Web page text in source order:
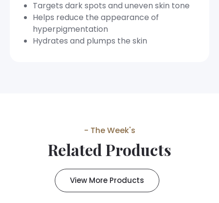
Targets dark spots and uneven skin tone
Helps reduce the appearance of
hyperpigmentation
Hydrates and plumps the skin
- The Week's
Related Products
View More Products